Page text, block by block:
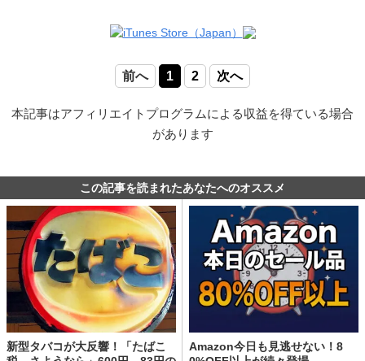
前へ 1 2 次へ
本記事はアフィリエイトプログラムによる収益を得ている場合
があります
この記事を読まれたあなたへのオススメ
新型タバコが大反響！「たばこ
Amazon今日も見逃せない！8